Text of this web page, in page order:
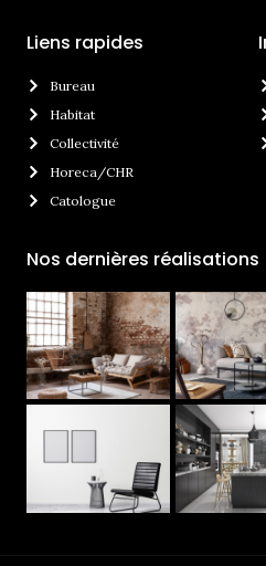
Liens rapides
Bureau
Habitat
Collectivité
Horeca/CHR
Catologue
Nos dernières réalisations